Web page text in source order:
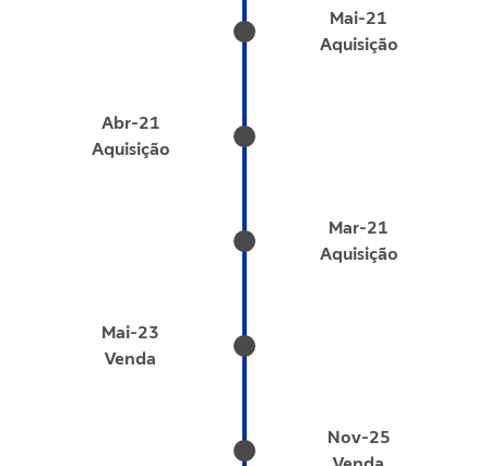
Mai-21
Aquisição
Abr-21
Aquisição
Mar-21
Aquisição
Mai-23
Venda
Nov-25